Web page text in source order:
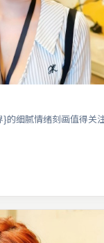
细腻情绪刻画值得关